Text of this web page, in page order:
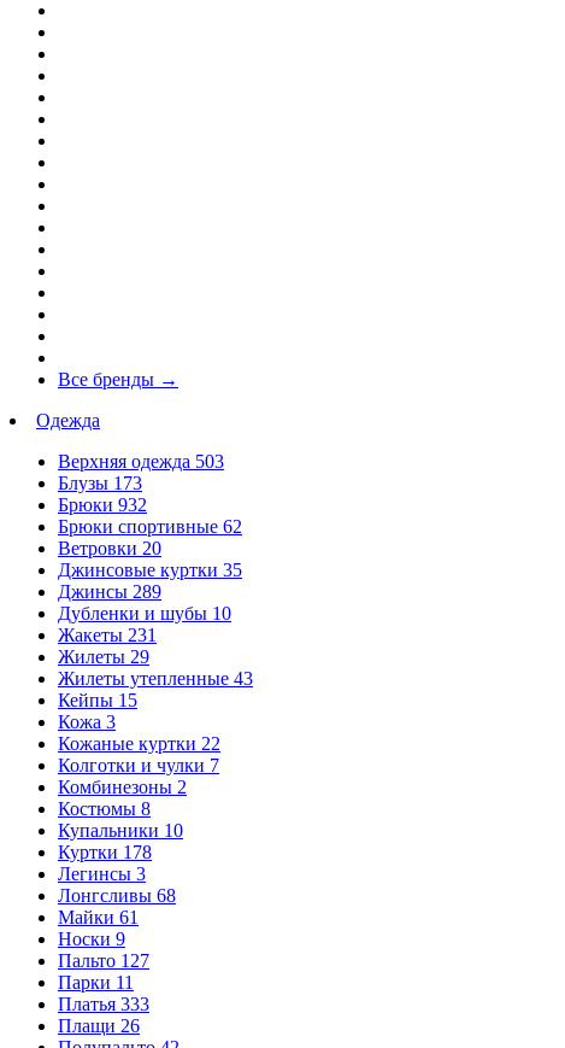
Все бренды →
Одежда
Верхняя одежда 503
Блузы 173
Брюки 932
Брюки спортивные 62
Ветровки 20
Джинсовые куртки 35
Джинсы 289
Дубленки и шубы 10
Жакеты 231
Жилеты 29
Жилеты утепленные 43
Кейпы 15
Кожа 3
Кожаные куртки 22
Колготки и чулки 7
Комбинезоны 2
Костюмы 8
Купальники 10
Куртки 178
Легинсы 3
Лонгсливы 68
Майки 61
Носки 9
Пальто 127
Парки 11
Платья 333
Плащи 26